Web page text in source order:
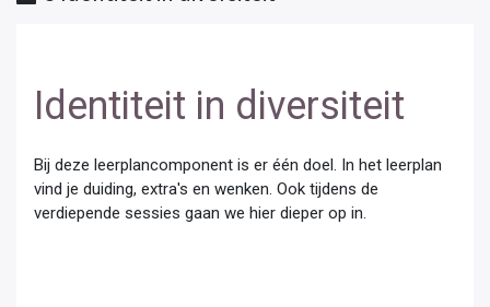
Identiteit in diversiteit
Bij deze leerplancomponent is er één doel. In het leerplan
vind je duiding, extra's en wenken. Ook tijdens de
verdiepende sessies gaan we hier dieper op in.